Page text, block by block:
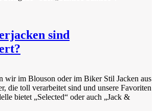
sind
wir im Blouson oder im Biker Stil Jacken aus
die toll verarbeitet sind und unsere Favoriten
bietet „Selected“ oder auch „Jack &